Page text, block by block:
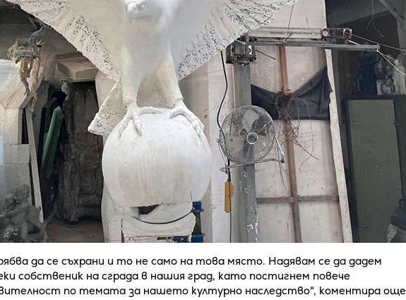
да се съхрани и то не само на това място. Надявам се да дадем
собственик на сграда в нашия град, като постигнем повече
по темата за нашето културно наследство", коментира още